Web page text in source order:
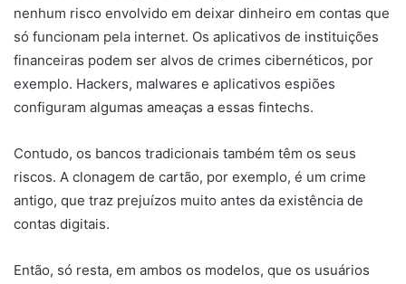
nenhum risco envolvido em deixar dinheiro em contas que
só funcionam pela internet. Os aplicativos de instituições
financeiras podem ser alvos de crimes cibernéticos, por
exemplo. Hackers, malwares e aplicativos espiões
configuram algumas ameaças a essas fintechs.
Contudo, os bancos tradicionais também têm os seus
riscos. A clonagem de cartão, por exemplo, é um crime
antigo, que traz prejuízos muito antes da existência de
contas digitais.
Então, só resta, em ambos os modelos, que os usuários